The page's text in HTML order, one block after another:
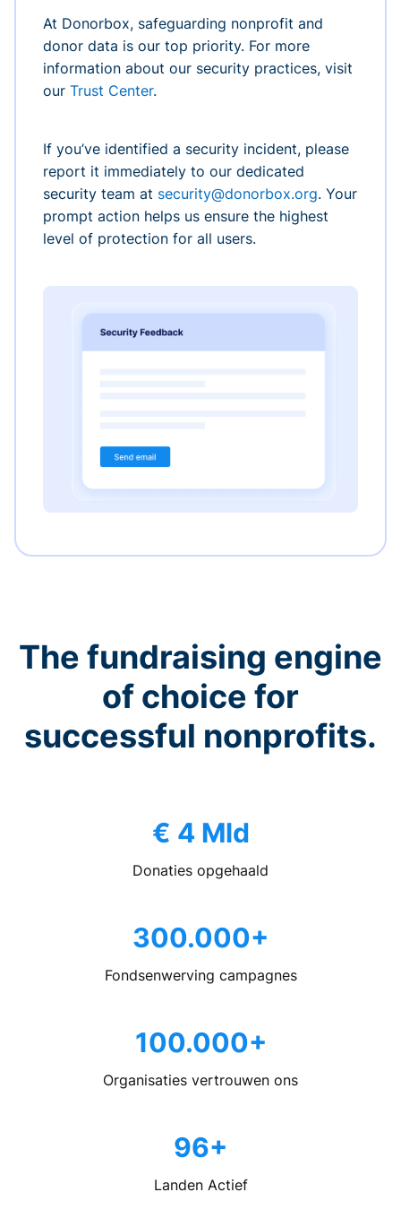
At Donorbox, safeguarding nonprofit and
donor data is our top priority. For more
information about our security practices, visit
our Trust Center.
If you’ve identified a security incident, please
report it immediately to our dedicated
security team at security@donorbox.org. Your
prompt action helps us ensure the highest
level of protection for all users.
The fundraising engine
of choice for
successful nonprofits.
€ 4 Mld
Donaties opgehaald
300.000+
Fondsenwerving campagnes
100.000+
Organisaties vertrouwen ons
96+
Landen Actief